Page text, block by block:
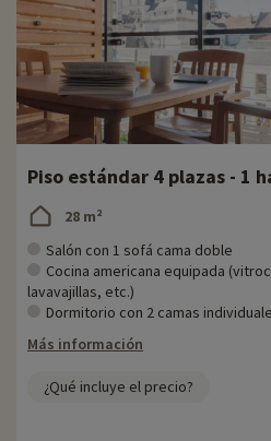
Para más información
- Se aceptan mascotas, con coste
- Personas con movilidad reducida,
- Residencia gestionada por el grupo
Piso estándar 4 plazas - 1
28 m²
Salón con 1 sofá cama doble
Cocina americana equipada
lavavajillas, etc.)
Dormitorio con 2 camas
Más información
¿Qué incluye el precio?